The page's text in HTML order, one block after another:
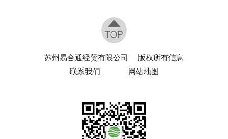
苏州易合通经贸有限公司
版权所有信息
联系我们
网站地图